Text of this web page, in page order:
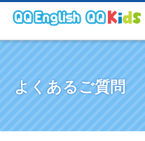
よくあるご質問